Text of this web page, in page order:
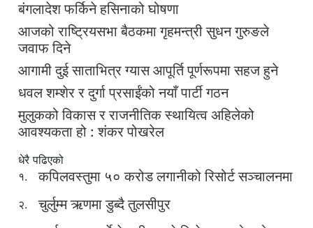
बंगलादेश फर्किने हसिनाको घोषणा
आजको राष्ट्रियसभा बैठकमा गृहमन्त्री सुधन गुरुङले
जवाफ दिने
आगामी दुई साताभित्र ग्यास आपूर्ति पूर्णरूपमा सहज हुने
धवल शम्शेर र दुर्गा प्रसाईंको नयाँ पार्टी गठन
मुलुकको विकास र राजनीतिक स्थायित्व अहिलेको
आवश्यकता हो : शंकर पोखरेल
धेरै पढिएको
१.
कपिलवस्तुमा ५० करोड लगानीको रिसोर्ट सञ्चालनमा
२. चुर्लुम्म ऋणमा डुब्दै तुलसीपुर